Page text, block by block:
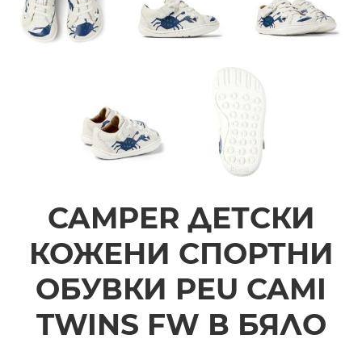
CAMPER ДЕТСКИ
КОЖЕНИ СПОРТНИ
ОБУВКИ PEU CAMI
TWINS FW В БЯЛО